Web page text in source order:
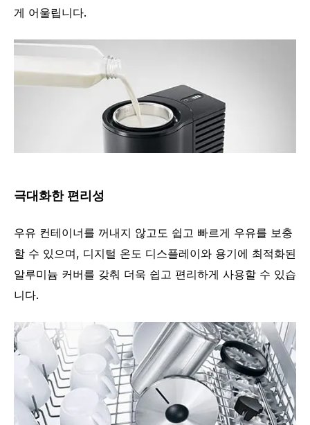
게 어울립니다.
극대화한 편리성
우유 컨테이너를 꺼내지 않고도 쉽고 빠르게 우유를 보충
할 수 있으며, 디지털 온도 디스플레이와 용기에 최적화된
알루미늄 커버를 갖춰 더욱 쉽고 편리하게 사용할 수 있습
니다.